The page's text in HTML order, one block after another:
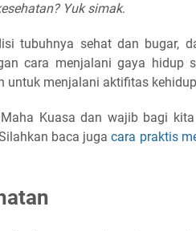
Yuk simak.
tubuhnya sehat dan bugar,
cara menjalani gaya hidup
untuk menjalani aktifitas
Kuasa dan wajib bagi
baca jugacara praktis